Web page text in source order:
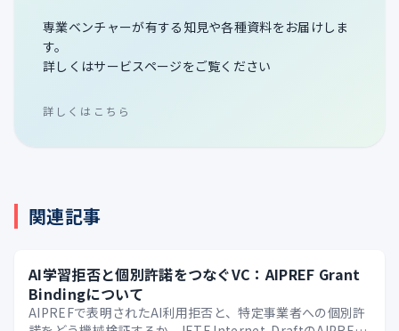
専業ベンチャーが有する知見や各種資料をお届けしま
す。
詳しくはサービスページをご覧ください
詳しくはこちら
関連記事
AI学習拒否と個別許諾をつなぐVC：AIPREF Grant
Bindingについて
AIPREFで表明されたAI利用拒否と、特定事業者への個別許